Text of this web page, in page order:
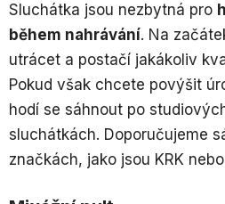
Sluchátka jsou nezbytná pro
během nahrávání. Na
utrácet a postačí jakákoliv
Pokud však chcete povýšit
hodí se sáhnout po
sluchátkách. Doporučujeme
značkách, jako jsou KRK